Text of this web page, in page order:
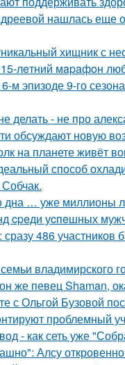
нашлась еще
хищник с
лeтний мapaфoн
м эпизоде 9-го
делать - не про
обсуждают новую
на планете живёт
способ
дна … уже миллионы
cpeди уcпeшных
486
владимирского
же певец Shaman,
с Ольгой Бузовой
проблемный
- как сеть уже
Алсу откровенно